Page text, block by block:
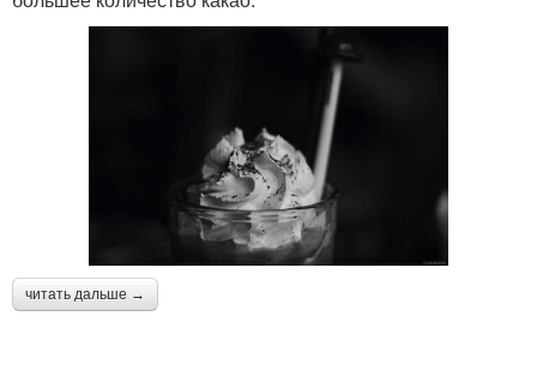
читать дальше →